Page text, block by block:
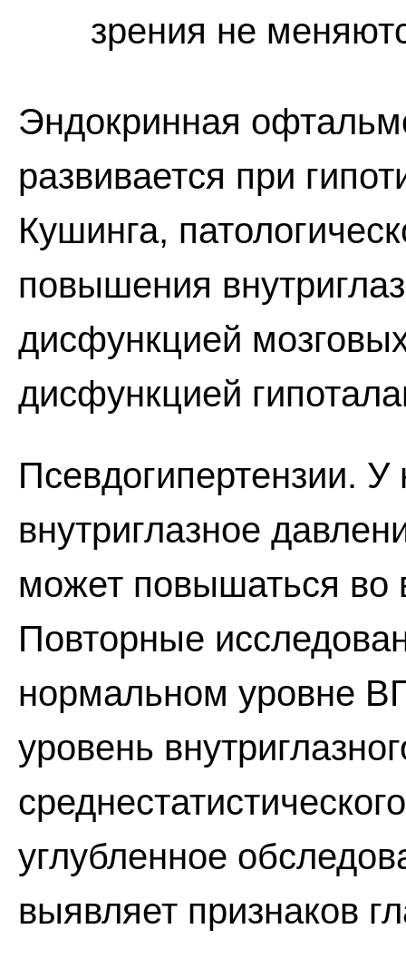
зрения не
Эндокринная
развивается при
Кушинга,
повышения
дисфункцией
дисфункцией
Псевдогипертензии.
внутриглазное
может повышаться во
Повторные
нормальном уровне
уровень
углубленное
выявляет признаков